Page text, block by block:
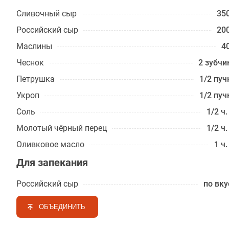
Сливочный сыр
Российский сыр
Маслины
Чеснок
2
Петрушка
1/2
Укроп
1/2
Соль
1/2 ч.
Молотый чёрный перец
1/2 ч.
Оливковое масло
1
Для запекания
Российский сыр по
ОБЪЕДИНИТЬ